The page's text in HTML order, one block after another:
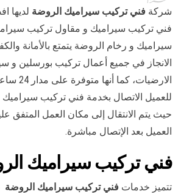
شركة فني تركيب سيراميك الروضة لديها
فني تركيب سيراميك و مقاول تركيب
سيراميك و رخام الروضة يتمتع بالأمانة
الانجاز في جميع أعمال تركيب بورسلين و
للعميل الاتصال بخدمة فني تركيب
حيث يتم الانتقال إلى مكان العمل المتفق
العميل بعد الإتصال مباشرة.
فني تركيب سيراميك
تتميز خدمات فني تركيب سيراميك الروضة